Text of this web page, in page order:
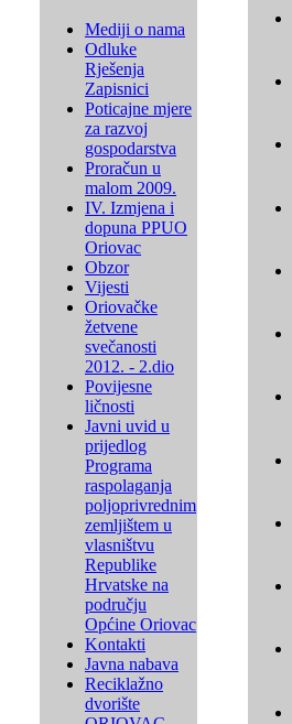
Mediji o nama
Odluke
Rješenja
Zapisnici
Poticajne mjere
za razvoj
gospodarstva
Proračun u
malom 2009.
IV. Izmjena i
dopuna PPUO
Oriovac
Obzor
Vijesti
Oriovačke
žetvene
svečanosti
2012. - 2.dio
Povijesne
ličnosti
Javni uvid u
prijedlog
Programa
raspolaganja
poljoprivrednim
zemljištem u
vlasništvu
Republike
Hrvatske na
području
Općine Oriovac
Kontakti
Javna nabava
Reciklažno
dvorište